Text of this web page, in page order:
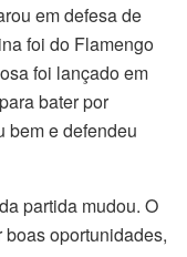
em defesa de
foi do Flamengo
foi lançado em
bater por
bem e defendeu
partida mudou. O
oportunidades,